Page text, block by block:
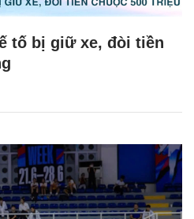
tố bị giữ xe, đòi tiền